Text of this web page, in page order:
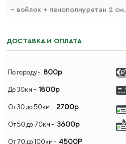
– войлок + пенополиуретан 2 см.
ДОСТАВКА И ОПЛАТА
По городу - 800р
До 30км - 1800р
От 30 до 50км - 2700р
От 50 до 70км - 3600р
От 70 до 100км - 4500Р